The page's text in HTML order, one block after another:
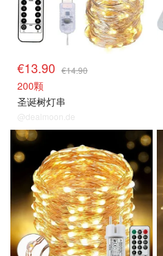
€13.90 €14.90
200颗
圣诞树灯串
@dealmoon.de